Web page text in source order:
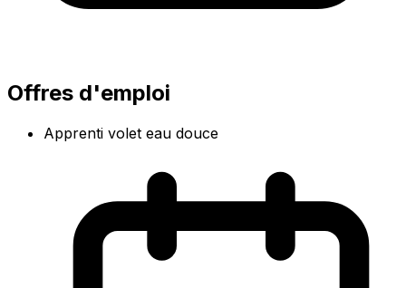
Offres d'emploi
Apprenti volet eau douce